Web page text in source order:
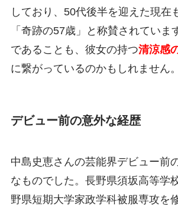
しており、50代後半を迎えた現在
「奇跡の57歳」と称賛されていま
であることも、彼女の持つ清涼感
に繋がっているのかもしれません。
デビュー前の意外な経歴
中島史恵さんの芸能界デビュー前
なものでした。長野県須坂高等学
野県短期大学家政学科被服専攻を